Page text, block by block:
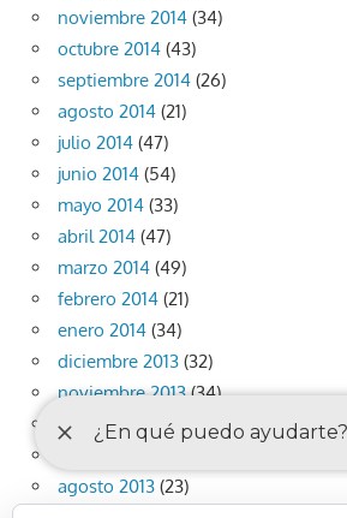
noviembre 2014 (34)
octubre 2014 (43)
septiembre 2014 (26)
agosto 2014 (21)
julio 2014 (47)
junio 2014 (54)
mayo 2014 (33)
abril 2014 (47)
marzo 2014 (49)
febrero 2014 (21)
enero 2014 (34)
diciembre 2013 (32)
noviembre 2013(34)
octubre 2013(40)
agosto 2013 (23)